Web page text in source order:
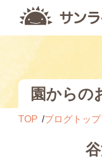
園からの
TOP ブログトップ